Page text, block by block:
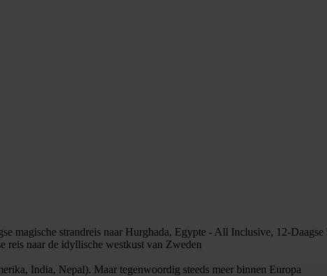
magische strandreis naar Hurghada, Egypte - All Inclusive, 12-
reis naar de idyllische westkust van Zweden
India, Nepal). Maar tegenwoordig steeds meer binnen Europa